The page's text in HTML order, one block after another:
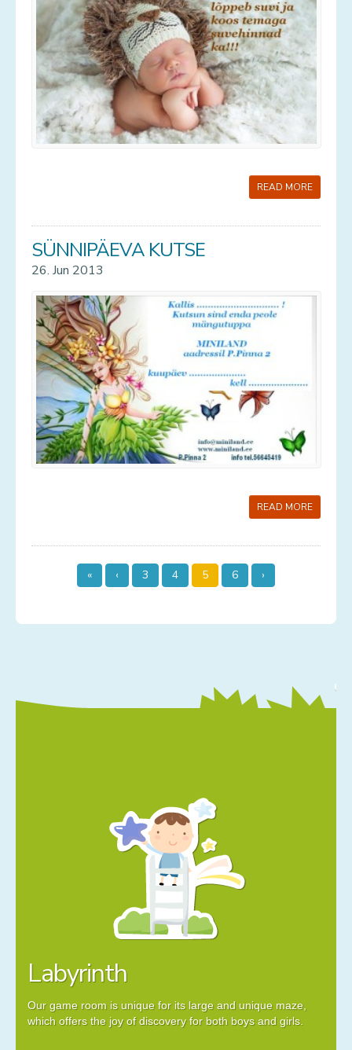
READ MORE
SÜNNIPÄEVA KUTSE
26. Jun 2013
READ MORE
« ‹ 3 4 5 6 ›
Labyrinth
Our game room is unique for its large and unique maze,
which offers the joy of discovery for both boys and girls.